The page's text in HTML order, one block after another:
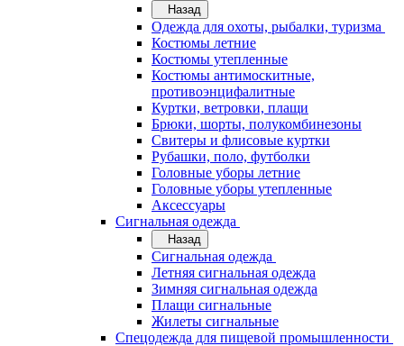
Назад
Одежда для охоты, рыбалки, туризма
Костюмы летние
Костюмы утепленные
Костюмы антимоскитные,
противоэнцифалитные
Куртки, ветровки, плащи
Брюки, шорты, полукомбинезоны
Свитеры и флисовые куртки
Рубашки, поло, футболки
Головные уборы летние
Головные уборы утепленные
Аксессуары
Сигнальная одежда
Назад
Сигнальная одежда
Летняя сигнальная одежда
Зимняя сигнальная одежда
Плащи сигнальные
Жилеты сигнальные
Спецодежда для пищевой промышленности